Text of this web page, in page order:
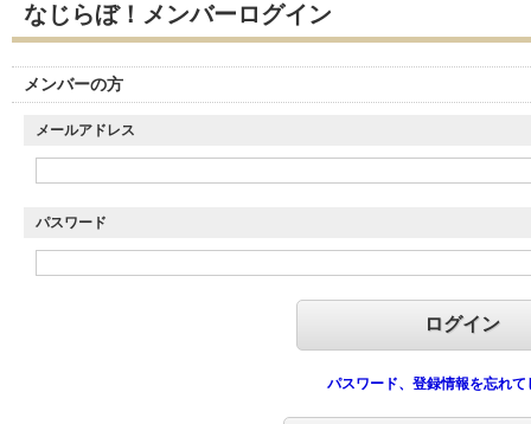
なじらぼ！メンバーログイン
メンバーの方
メールアドレス
パスワード
パスワード、登録情報を忘れて